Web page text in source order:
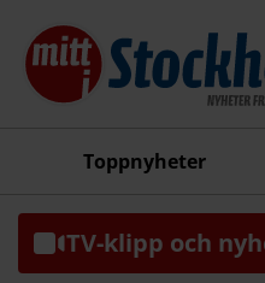
Toppnyheter
TV-klipp och